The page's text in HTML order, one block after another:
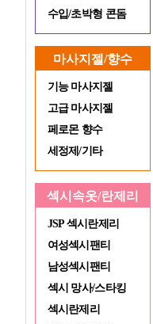
수입/초박형 콘돔
마사지젤/향수
기능 마사지젤
고급 마사지젤
페로몬 향수
세정제/기타
섹시속옷/란제리
JSP 섹시란제리
여성섹시팬티
남성섹시팬티
섹시 망사/스타킹
섹시란제리